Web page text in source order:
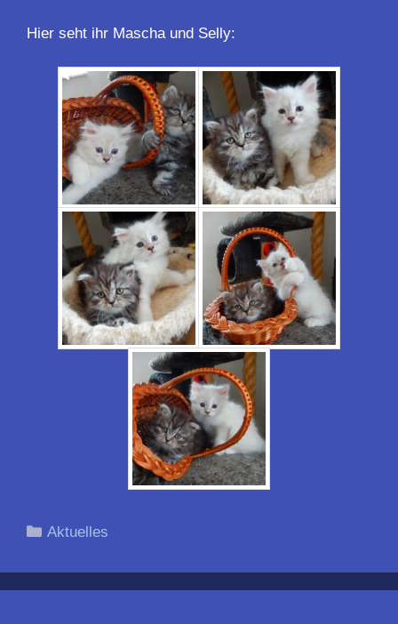
Hier seht ihr Mascha und Selly:
Kategorien
Aktuelles